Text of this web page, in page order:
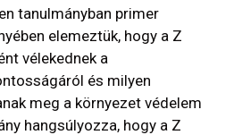
tanulmányban primer
elemeztük, hogy a Z
vélekednek a
és milyen
meg a környezet védelem
hangsúlyozza, hogy a Z